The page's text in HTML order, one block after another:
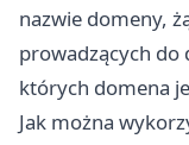
nazwie domeny,
prowadzących do
których domena
Jak można